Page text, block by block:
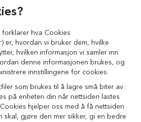
hva Cookies
er, hvordan vi bruker dem, hvilke
hvilken informasjon vi samler inn
denne informasjonen brukes, og
innstillingene for cookies.
som brukes til å lagre små biter av
på enheten din når nettsiden lastes
hjelper oss med å få nettsiden
skal, gjøre den mer sikker, gi en bedre